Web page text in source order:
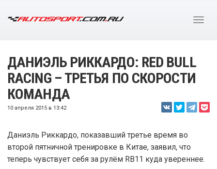
ДАНИЭЛЬ РИККАРДО: RED BULL
RACING – ТРЕТЬЯ ПО СКОРОСТИ
КОМАНДА
10 апреля 2015 в 13:42
Даниэль Риккардо, показавший третье время во
второй пятничной тренировке в Китае, заявил, что
теперь чувствует себя за рулём RB11 куда увереннее.